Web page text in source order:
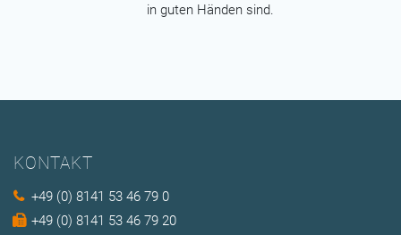
in guten Händen sind.
KONTAKT
+49 (0) 8141 53 46 79 0
+49 (0) 8141 53 46 79 20